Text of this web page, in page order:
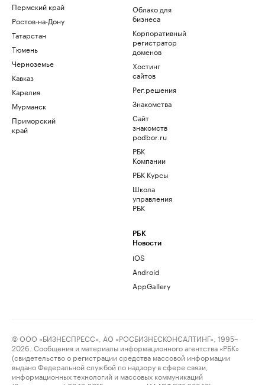
Пермский край
Ростов-на-Дону
Татарстан
Тюмень
Черноземье
Кавказ
Карелия
Мурманск
Приморский
край
Облако для
бизнеса
Корпоративный
регистратор
доменов
Хостинг
сайтов
Рег.решения
Знакомства
Сайт
знакомств
podbor.ru
РБК
Компании
РБК Курсы
Школа
управления
РБК
РБК
Новости
iOS
Android
AppGallery
© ООО «БИЗНЕСПРЕСС», АО «РОСБИЗНЕСКОНСАЛТИНГ», 1995–
2026. Сообщения и материалы информационного агентства «РБК»
(свидетельство о регистрации средства массовой информации
выдано Федеральной службой по надзору в сфере связи,
информационных технологий и массовых коммуникаций